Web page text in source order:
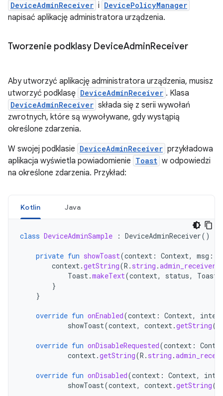
DeviceAdminReceiver i DevicePolicyManager
napisać aplikację administratora urządzenia.
Tworzenie podklasy DeviceAdminReceiver
Aby utworzyć aplikację administratora urządzenia, musisz
utworzyć podklasę DeviceAdminReceiver . Klasa
DeviceAdminReceiver składa się z serii wywołań
zwrotnych, które są wywoływane, gdy wystąpią
określone zdarzenia.
W swojej podklasie DeviceAdminReceiver przykładowa
aplikacja wyświetla powiadomienie Toast w odpowiedzi
na określone zdarzenia. Przykład:
Kotlin Java
class DeviceAdminSample : DeviceAdminReceiver()
private fun showToast(context : Context, msg :
context.getString(R . string .
Toast.makeText(context, status, Toast
}
}
override fun onEnabled(context : Context,
showToast(context, context.getString(
override fun onDisableRequested(context :
context.getString(R . string .
override fun onDisabled(context : Context,
showToast(context, context.getString(